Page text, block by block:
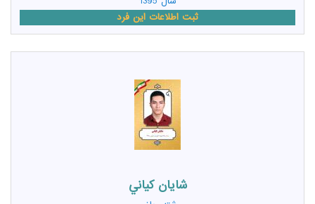
ثبت اطلاعات این فرد
شايان کياني